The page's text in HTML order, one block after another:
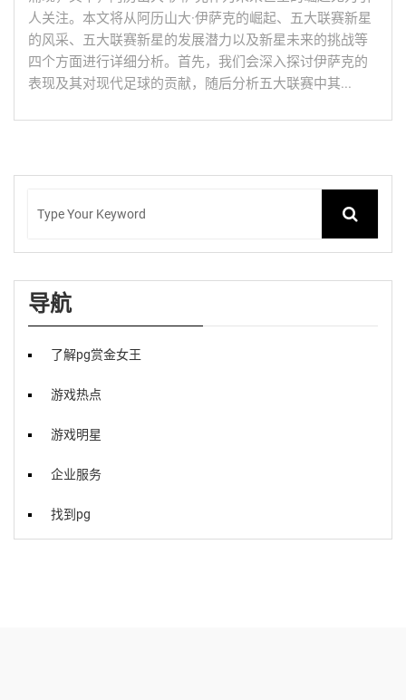
人关注。本文将从阿历山大·伊萨克的崛起、五大联赛新星
的风采、五大联赛新星的发展潜力以及新星未来的挑战等
四个方面进行详细分析。首先，我们会深入探讨伊萨克的
表现及其对现代足球的贡献，随后分析五大联赛中其...
导航
了解pg赏金女王
游戏热点
游戏明星
企业服务
找到pg